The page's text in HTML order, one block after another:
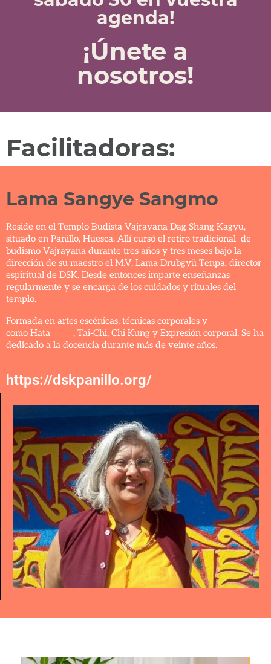
agenda!
¡Únete a
nosotros!
Facilitadoras:
Lama Sangye Sangmo
Reside en el Templo Budista Vajrayana Dag Shang Kagyu,
situado en Panillo, Huesca. Allí cursó el retiro tradicional de
budismo Vajrayana durante tres años y tres meses bajo la
dirección de su maestro el M.V. Lama Drubgyü Tenpa, director
espiritual de DSK. Desde entonces imparte enseñanzas
regularmente y se encarga de los cuidados y rituales del
templo.
Formada en artes escénicas, técnicas corporales y
como Hata
, Tai-Chi, Chi Kung y Expresión corporal. Se ha
dedicado a la docencia durante más de veinte años.
https://dskpanillo.org/